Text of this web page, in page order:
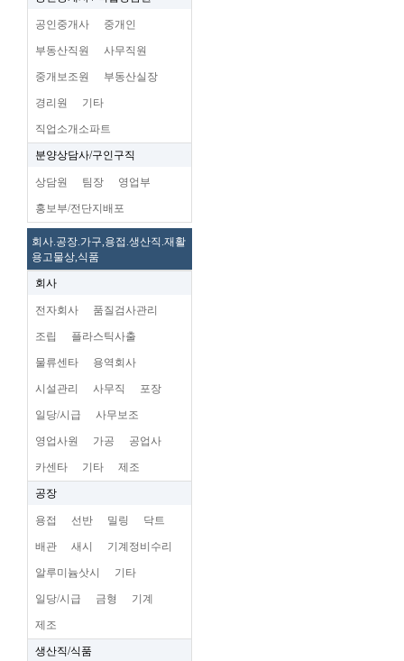
공인중개사 중개인
부동산직원 사무직원
중개보조원 부동산실장
경리원 기타
직업소개소파트
분양상담사/구인구직
상담원 팀장 영업부
홍보부/전단지배포
회사.공장.가구,용접.생산직.재활
용고물상,식품
회사
전자회사 품질검사관리
조립 플라스틱사출
물류센타 용역회사
시설관리 사무직 포장
일당/시급 사무보조
영업사원 가공 공업사
카센타 기타 제조
공장
용접 선반 밀링 닥트
배관 새시 기계정비수리
알루미늄삿시 기타
일당/시급 금형 기계
제조
생산직/식품